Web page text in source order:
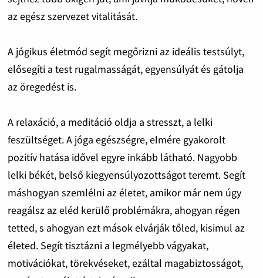
az egész szervezet vitalitását.
A jógikus életmód segít megőrizni az ideális testsúlyt,
elősegíti a test rugalmasságát, egyensúlyát és gátolja
az öregedést is.
A relaxáció, a meditáció oldja a stresszt, a lelki
feszültséget. A jóga egészségre, elmére gyakorolt
pozitív hatása idővel egyre inkább látható. Nagyobb
lelki békét, belső kiegyensúlyozottságot teremt. Segít
máshogyan szemlélni az életet, amikor már nem úgy
reagálsz az eléd kerülő problémákra, ahogyan régen
tetted, s ahogyan ezt mások elvárják tőled, kisimul az
életed. Segít tisztázni a legmélyebb vágyakat,
motivációkat, törekvéseket, ezáltal magabiztosságot,